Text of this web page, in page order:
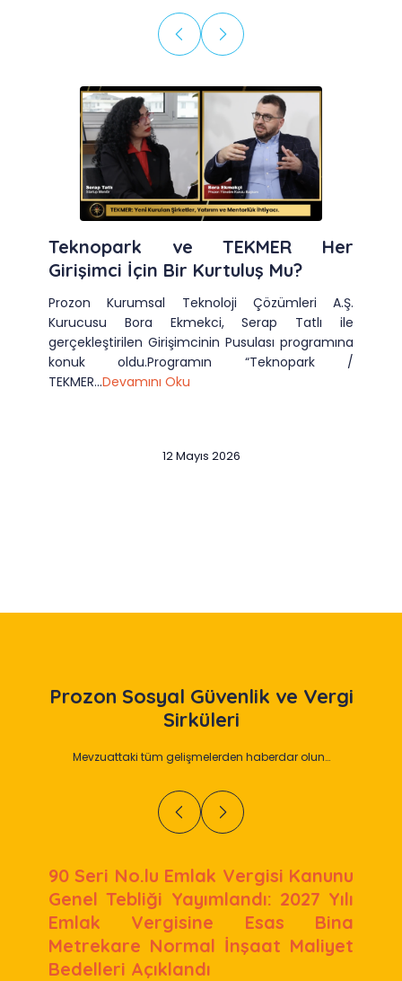
Teknopark ve TEKMER Her
Girişimci İçin Bir Kurtuluş Mu?
Prozon Kurumsal Teknoloji Çözümleri A.Ş.
Kurucusu Bora Ekmekci, Serap Tatlı ile
gerçekleştirilen Girişimcinin Pusulası programına
konuk oldu.Programın “Teknopark /
TEKMER...Devamını Oku
12 Mayıs 2026
Prozon Sosyal Güvenlik ve Vergi
Sirküleri
Mevzuattaki tüm gelişmelerden haberdar olun…
90 Seri No.lu Emlak Vergisi Kanunu
Genel Tebliği Yayımlandı: 2027 Yılı
Emlak Vergisine Esas Bina
Metrekare Normal İnşaat Maliyet
Bedelleri Açıklandı